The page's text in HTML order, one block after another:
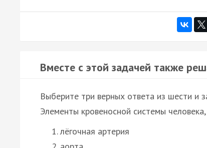
Вместе с этой задачей также
Выберите три верных ответа из шести и
Элементы кровеносной системы
лёгочная артерия